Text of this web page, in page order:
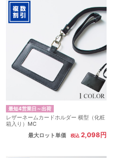
最短4営業日～出荷
レザーネームカードホルダー 横型（化粧
箱入り）MC
最大ロット単価
2,098円